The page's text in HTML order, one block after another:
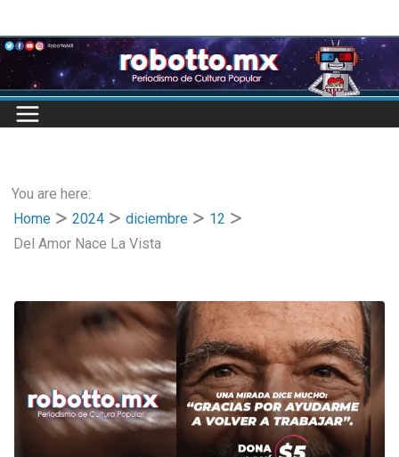
to
content
You are here:
Home
2024 diciembre
12
Del Amor Nace La Vista